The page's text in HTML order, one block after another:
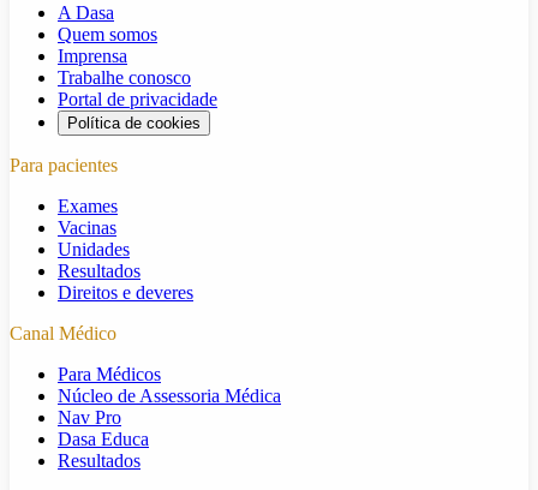
A Dasa
Quem somos
Imprensa
Trabalhe conosco
Portal de privacidade
Política de cookies
Para pacientes
Exames
Vacinas
Unidades
Resultados
Direitos e deveres
Canal Médico
Para Médicos
Núcleo de Assessoria Médica
Nav Pro
Dasa Educa
Resultados